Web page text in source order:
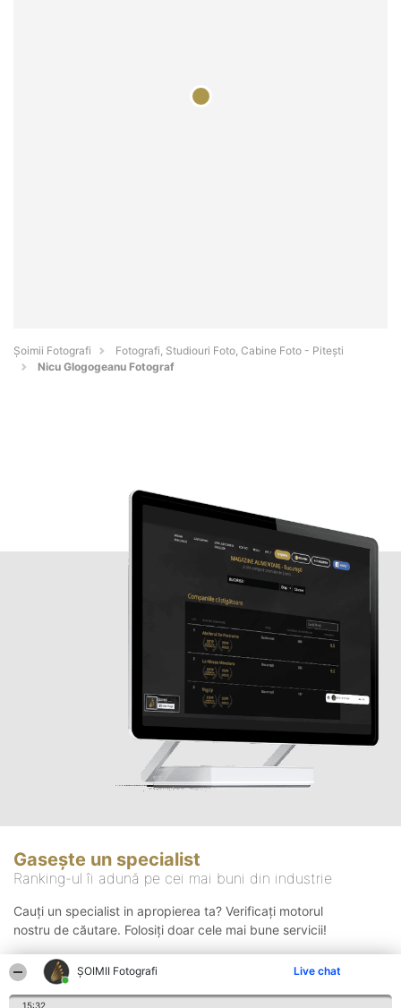
ȘOIMII Fotografi Live chat
15:32
Șoimii Fotografi
Fotografi, Studiouri Foto, Cabine Foto - Piteşti
Nicu Glogogeanu Fotograf
Gasește un specialist
Ranking-ul îi adună pe cei mai buni din industrie
Cauți un specialist in apropierea ta? Verificați motorul
nostru de căutare. Folosiți doar cele mai bune servicii!